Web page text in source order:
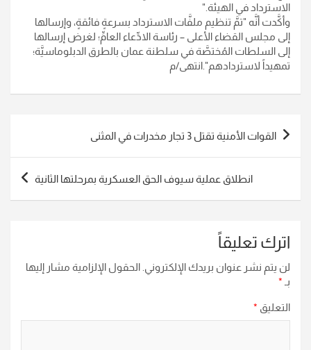
الاسترداد في الهيئة ".
وأكَّدت أنَّه "تمَّ تنظيم ملفَّات الاسترداد بسرعةٍ فائقةٍ، وإرسالها
إلى مجلس القضاء الأعلى – رئاسة الادِّعاء العامِّ؛ لغرض إرسالها
إلى السلطات المُختصَّة في سلطنة عمان بالطرق الدبلوماسيَّة؛
تمهيداً لاستردادهم".انتهى/م
تصفّح
المقالات
القوات الأمنية تقتل 3 تجار مخدرات في المثنى
انطلاق عملية سيوف الحق العسكرية بمرحلتها الثانية
اترك تعليقاً
لن يتم نشر عنوان بريدك الإلكتروني. الحقول الإلزامية مشار إليها
بـ *
التعليق *